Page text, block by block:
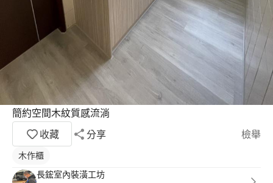
簡約空間木紋質感流淌
收藏
分享 檢舉
木作櫃
長鋐室內裝潢工坊